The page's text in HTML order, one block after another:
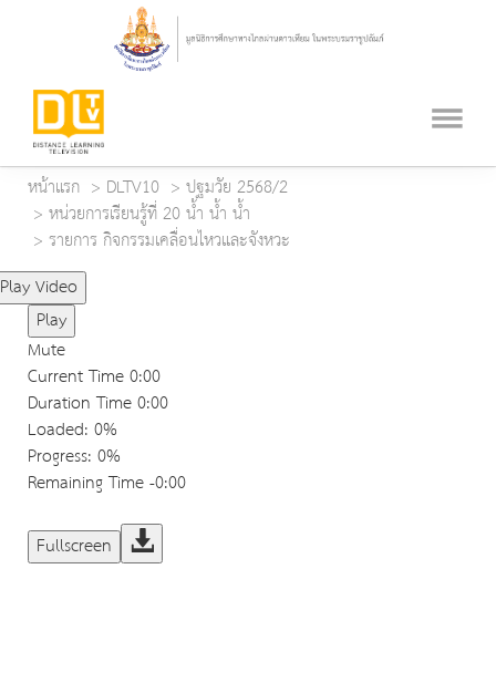
หน้าแรก DLTV10
ปฐมวัย 2568/2
หน่วยการเรียนรู้ที่ 20 น้ำ น้ำ น้ำ
รายการ กิจกรรมเคลื่อนไหวและจังหวะ
Play Video
Play
Mute
Current Time0:00
Duration Time0:00
Loaded: 0%
Progress: 0%
Remaining Time-0:00
Fullscreen